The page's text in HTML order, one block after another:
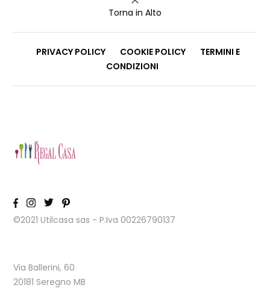
Torna in Alto
PRIVACY POLICY COOKIE POLICY
TERMINI E
CONDIZIONI
©2021 Utilcasa sas - P.Iva 00226790137
Via Ballerini, 60
20181 Seregno MB